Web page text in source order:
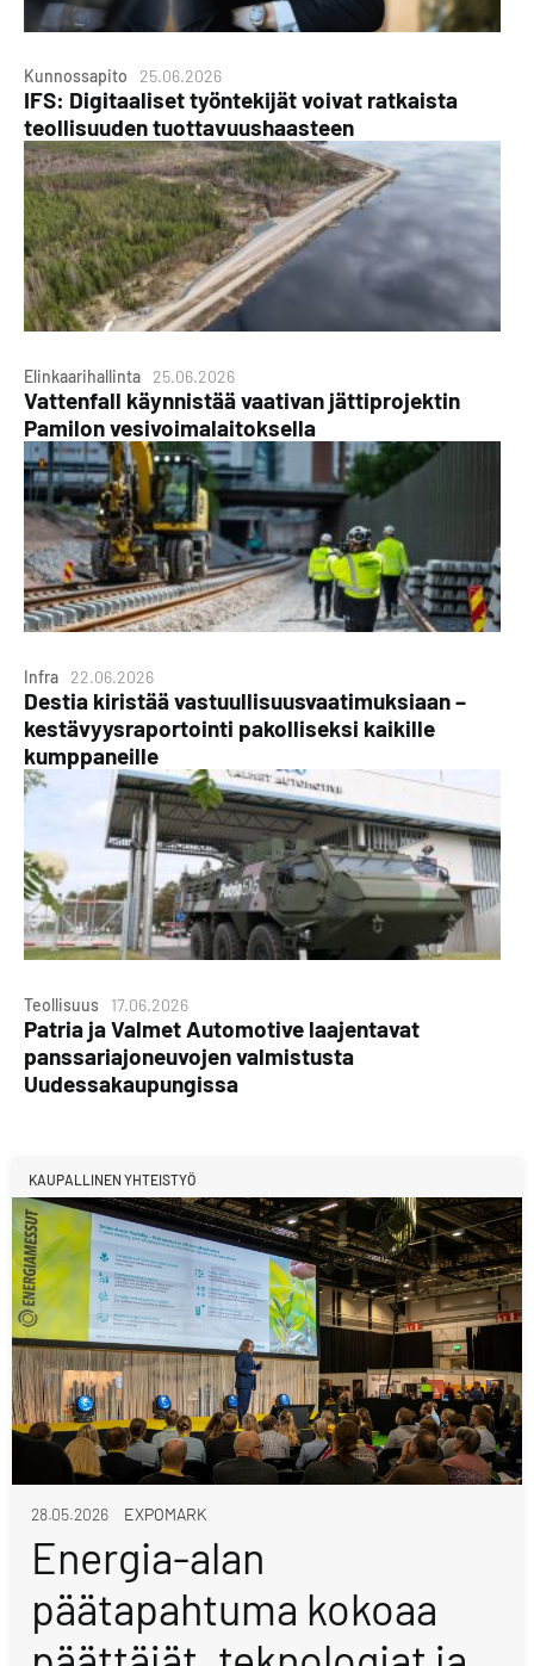
Kunnossapito 25.06.2026
IFS: Digitaaliset työntekijät voivat ratkaista
teollisuuden tuottavuushaasteen
Elinkaarihallinta 25.06.2026
Vattenfall käynnistää vaativan jättiprojektin
Pamilon vesivoimalaitoksella
Infra 22.06.2026
Destia kiristää vastuullisuusvaatimuksiaan –
kestävyysraportointi pakolliseksi kaikille
kumppaneille
Teollisuus 17.06.2026
Patria ja Valmet Automotive laajentavat
panssariajoneuvojen valmistusta
Uudessakaupungissa
KAUPALLINEN YHTEISTYÖ
28.05.2026 EXPOMARK
Energia-alan
päätapahtuma kokoaa